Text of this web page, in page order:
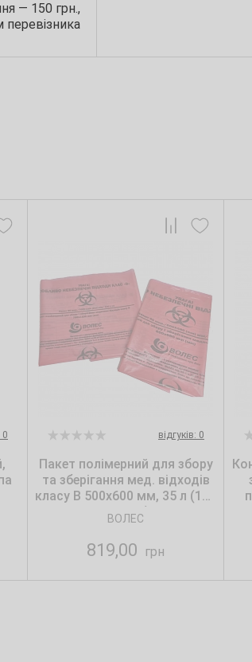
— 150 грн.,
0 відгуків: 0
Пакет полімерний для збору
та зберігання мед. відходів
класу В 500х600 мм, 35 л (100
шт./уп.)
ВОЛЕС
819,00 грн